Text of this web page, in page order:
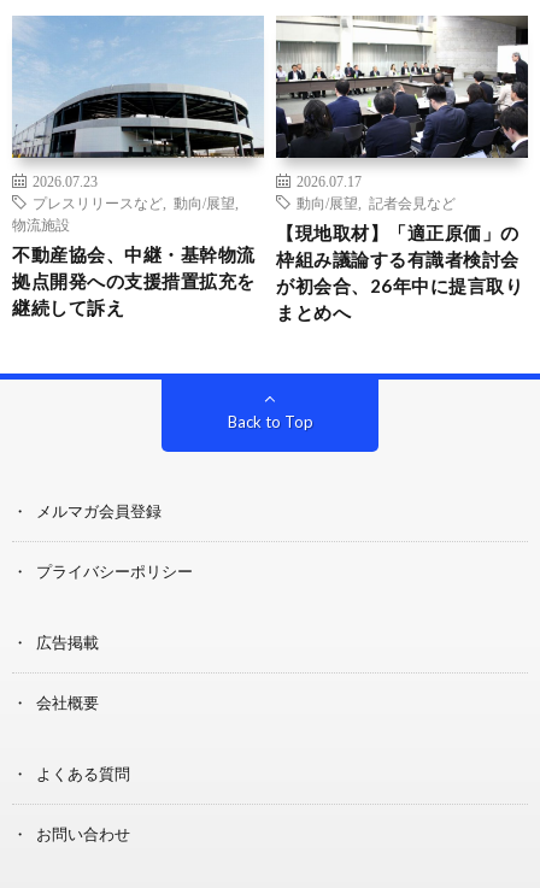
2026.07.23
プレスリリースなど
動向/展望
物流施設
不動産協会、中継・基幹物流
拠点開発への支援措置拡充を
継続して訴え
2026.07.17
動向/展望
記者会見など
【現地取材】「適正原価」の
枠組み議論する有識者検討会
が初会合、26年中に提言取り
まとめへ
Back to Top
メルマガ会員登録
プライバシーポリシー
広告掲載
会社概要
よくある質問
お問い合わせ